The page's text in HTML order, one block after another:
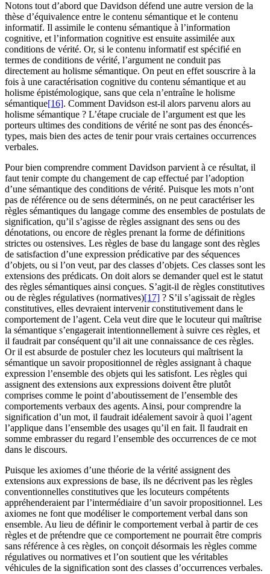
Notons tout d’abord que Davidson défend une autre version de la
thèse d’équivalence entre le contenu sémantique et le contenu
informatif. Il assimile le contenu sémantique à l’information
cognitive, et l’information cognitive est ensuite assimilée aux
conditions de vérité. Or, si le contenu informatif est spécifié en
termes de conditions de vérité, l’argument ne conduit pas
directement au holisme sémantique. On peut en effet souscrire à la
fois à une caractérisation cognitive du contenu sémantique et au
holisme épistémologique, sans que cela n’entraîne le holisme
sémantique[16]. Comment Davidson est-il alors parvenu alors au
holisme sémantique ? L’étape cruciale de l’argument est que les
porteurs ultimes des conditions de vérité ne sont pas des énoncés-
types, mais bien des actes de tenir pour vrais certaines occurrences
verbales.
Pour bien comprendre comment Davidson parvient à ce résultat, il
faut tenir compte du changement de cap effectué par l’adoption
d’une sémantique des conditions de vérité. Puisque les mots n’ont
pas de référence ou de sens déterminés, on ne peut caractériser les
règles sémantiques du langage comme des ensembles de postulats de
signification, qu’il s’agisse de règles assignant des sens ou des
dénotations, ou encore de règles prenant la forme de définitions
strictes ou ostensives. Les règles de base du langage sont des règles
de satisfaction d’une expression prédicative par des séquences
d’objets, ou si l’on veut, par des classes d’objets. Ces classes sont les
extensions des prédicats. On doit alors se demander quel est le statut
des règles sémantiques ainsi conçues. S’agit-il de règles constitutives
ou de règles régulatives (normatives)[17] ? S’il s’agissait de règles
constitutives, elles devraient intervenir constitutivement dans le
comportement de l’agent. Cela veut dire que le locuteur qui maîtrise
la sémantique s’engagerait intentionnellement à suivre ces règles, et
il faudrait par conséquent qu’il ait une connaissance de ces règles.
Or il est absurde de postuler chez les locuteurs qui maîtrisent la
sémantique un savoir propositionnel de règles assignant à chaque
expression l’ensemble des objets qui les satisfont. Les règles qui
assignent des extensions aux expressions doivent être plutôt
comprises comme le point d’aboutissement de l’ensemble des
comportements verbaux des agents. Ainsi, pour comprendre la
signification d’un mot, il faudrait idéalement savoir à quoi l’agent
l’applique dans l’ensemble des usages qu’il en fait. Il faudrait en
somme embrasser du regard l’ensemble des occurrences de ce mot
dans le discours.
Puisque les axiomes d’une théorie de la vérité assignent des
extensions aux expressions de base, ils ne décrivent pas les règles
conventionnelles constitutives que les locuteurs compétents
appréhenderaient par l’intermédiaire d’un savoir propositionnel. Les
axiomes ne font que modéliser le comportement verbal dans son
ensemble. Au lieu de définir le comportement verbal à partir de ces
règles et de prétendre que ce comportement ne pourrait être compris
sans référence à ces règles, on conçoit désormais les règles comme
régulatives ou normatives et l’on soutient que les véritables
véhicules de la signification sont des classes d’occurrences verbales.